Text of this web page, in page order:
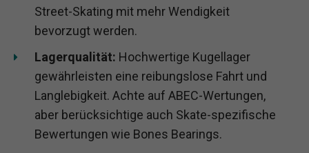
Street-Skating mit mehr Wendigkeit
bevorzugt werden.
Lagerqualität: Hochwertige Kugellager
gewährleisten eine reibungslose Fahrt und
Langlebigkeit. Achte auf ABEC-Wertungen,
aber berücksichtige auch Skate-spezifische
Bewertungen wie Bones Bearings.